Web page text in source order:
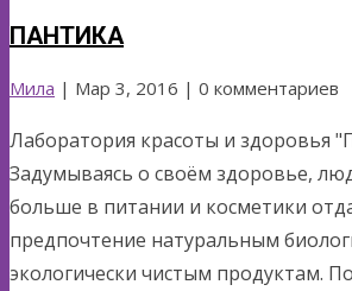
ПАНТИКА
Мила | Мар 3, 2016 | 0 комментариев
Лаборатория красоты и здоровья
Задумываясь о своём здоровье,
больше в питании и косметики
предпочтение натуральным
экологически чистым продуктам.